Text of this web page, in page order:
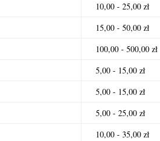
10,00 - 25,00 zł
15,00 - 50,00 zł
100,00 - 500,00 zł
5,00 - 15,00 zł
5,00 - 15,00 zł
5,00 - 25,00 zł
10,00 - 35,00 zł